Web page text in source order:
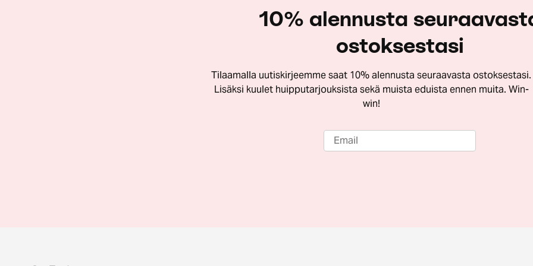
10% alennusta
ostoksestasi
Tilaamalla uutiskirjeemme saat 10% alennusta seuraavasta ostoksestasi.
Lisäksi kuulet huipputarjouksista sekä muista eduista ennen muita. Win-
win!